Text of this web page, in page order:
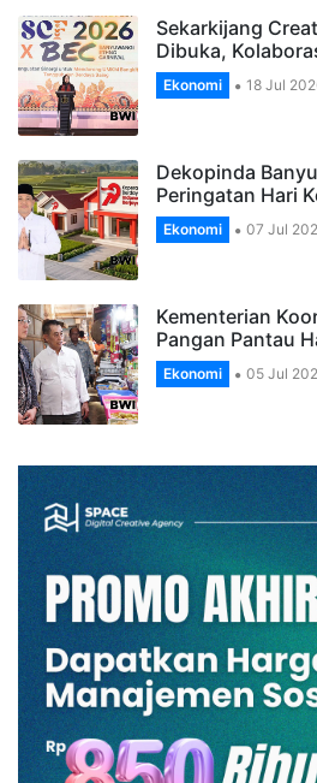
Sekarkijang
Dibuka,
Ekonomi 18 Jul
Dekopinda
Peringatan Hari
Ekonomi 07 Jul
Kementerian
Pangan Pantau
Ekonomi 05 Jul